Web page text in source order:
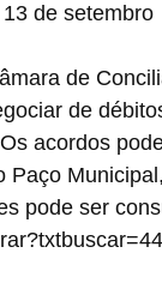
de setembro
de
de
acordos
Paço
pode ser